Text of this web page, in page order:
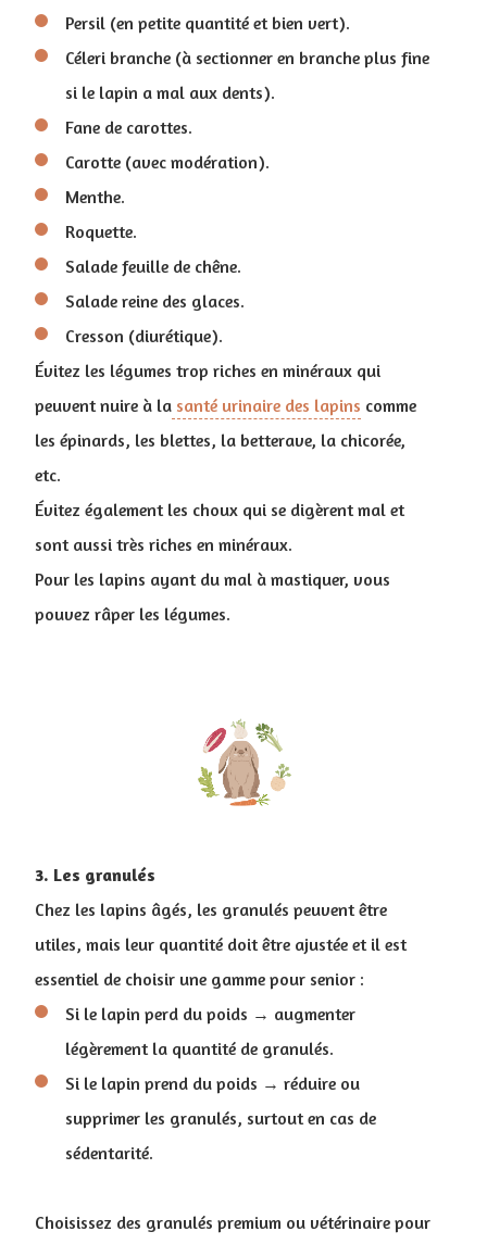
Persil (en petite quantité et bien vert).
Céleri branche (à sectionner en branche plus fine
si le lapin a mal aux dents).
Fane de carottes.
Carotte (avec modération).
Menthe.
Roquette.
Salade feuille de chêne.
Salade reine des glaces.
Cresson (diurétique).
Évitez les légumes trop riches en minéraux qui
peuvent nuire à la santé urinaire des lapins comme
les épinards, les blettes, la betterave, la chicorée,
etc.
Évitez également les choux qui se digèrent mal et
sont aussi très riches en minéraux.
Pour les lapins ayant du mal à mastiquer, vous
pouvez râper les légumes.
3. Les granulés
Chez les lapins âgés, les granulés peuvent être
utiles, mais leur quantité doit être ajustée et il est
essentiel de choisir une gamme pour senior :
Si le lapin perd du poids → augmenter
légèrement la quantité de granulés.
Si le lapin prend du poids → réduire ou
supprimer les granulés, surtout en cas de
sédentarité.
Choisissez des granulés premium ou vétérinaire pour